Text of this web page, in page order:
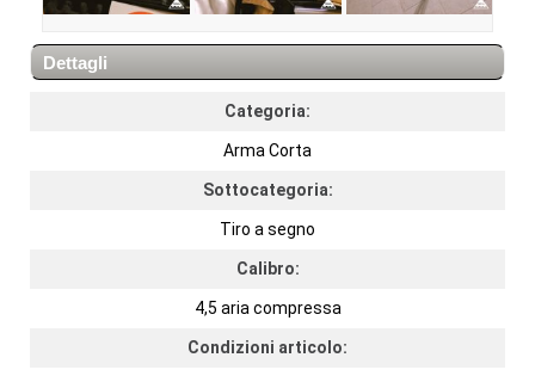
Dettagli
Categoria:
Arma Corta
Sottocategoria:
Tiro a segno
Calibro:
4,5 aria compressa
Condizioni articolo: